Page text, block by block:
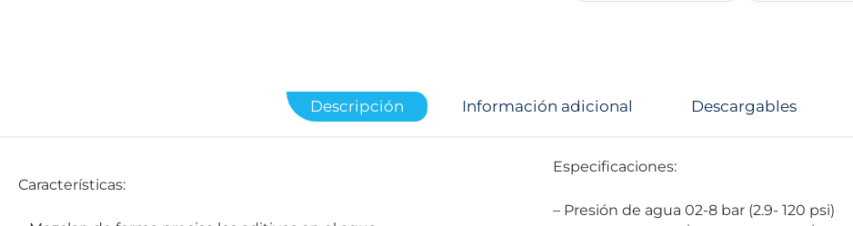
Descripción Información adicional Descargables
Características:
Especificaciones:
– Presión de agua 02-8 bar (2.9- 120 psi)